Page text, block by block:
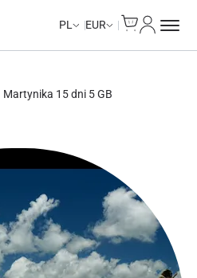
PL EUR
Martynika 15 dni 5 GB